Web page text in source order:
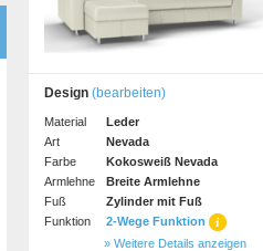
Design (bearbeiten)
Material
Leder
Art
Nevada
Farbe
Kokosweiß Nevada
Armlehne
Breite Armlehne
Fuß
Zylinder mit Fuß
Funktion
2-Wege Funktion
» Weitere Details anzeigen